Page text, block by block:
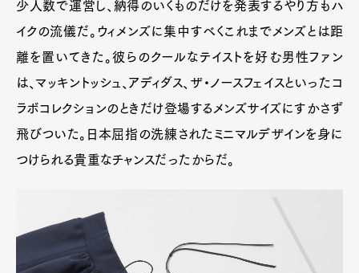
少人数で運営し、納得のいくものだけを発表するやり方もハ
イクの流儀だ。ウィメンズに集中すべくこれまでメンズとは距
離を置いてきた。彼らのクールなテイストを好む男性ファン
は、マッキントッシュ、アディダス、ザ・ノースフェイスといったコ
ラボコレクションのときだけ登場するメンズサイズにすかさず
飛びついた。日本屈指の洗練されたミニマルデザインを身に
つけられる貴重なチャンスだったからだ。